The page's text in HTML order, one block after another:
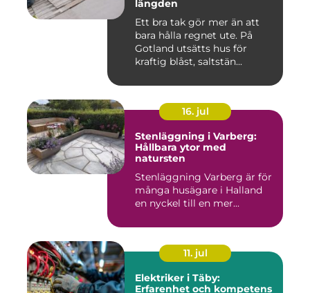
längden
Ett bra tak gör mer än att
bara hålla regnet ute. På
Gotland utsätts hus för
kraftig blåst, saltstän...
16. jul
Stenläggning i Varberg:
Hållbara ytor med
natursten
Stenläggning Varberg är för
många husägare i Halland
en nyckel till en mer...
11. jul
Elektriker i Täby:
Erfarenhet och kompetens